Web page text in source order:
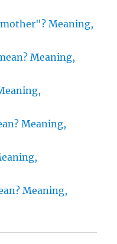
Meaning,
Meaning,
Meaning,
Meaning,